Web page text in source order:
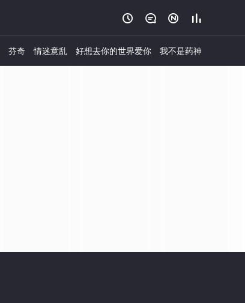
   
芬奇 情迷意乱 好想去你的世界爱你 我不是药神